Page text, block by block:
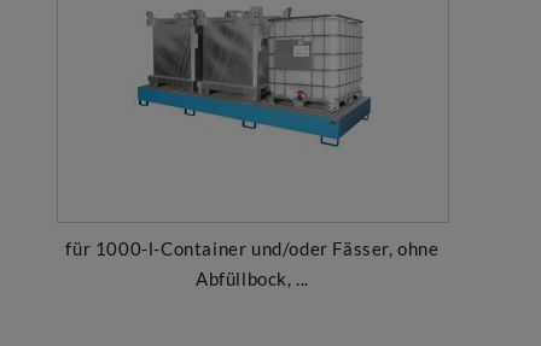
für 1000-l-Container und/oder Fässer, ohne
Abfüllbock, ...